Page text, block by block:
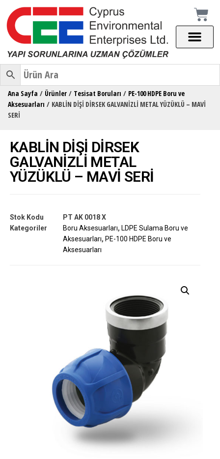
Ana Sayfa / Ürünler / Tesisat Boruları / PE-100 HDPE Boru ve
Aksesuarları / KABLİN DİŞİ DİRSEK GALVANİZLİ METAL YÜZÜKLÜ – MAVİ
SERİ
KABLİN DİŞİ DİRSEK
GALVANİZLİ METAL
YÜZÜKLÜ – MAVİ SERİ
Stok Kodu
PT AK 0018 X
Kategoriler
Boru Aksesuarları, LDPE Sulama Boru ve
Aksesuarları, PE-100 HDPE Boru ve
Aksesuarları